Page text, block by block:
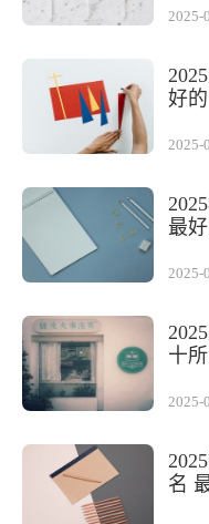
2025-
好
2025-
最
2025-
十
2025-
名